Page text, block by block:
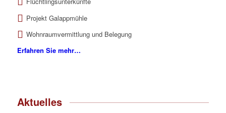
Projekt Galappmühle
Wohnraumvermittlung und Belegung
Erfahren Sie mehr…
Aktuelles